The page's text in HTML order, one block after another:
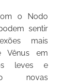
o Nodo
sentir
mais
Vênus em
leves e
novas